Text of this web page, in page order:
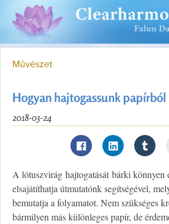
Művészet
Hogyan hajtogassunk
2018-03-24
A lótuszvirág hajtogatását bárki könnyen
elsajátíthatja útmutatónk segítségével,
bemutatja a folyamatot. Nem szükséges
bármilyen más különleges papír, de